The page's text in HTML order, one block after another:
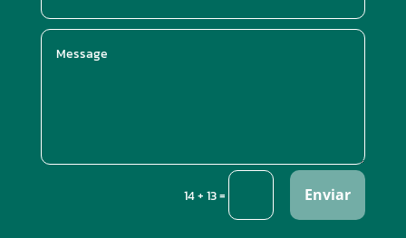
14 + 13= Enviar